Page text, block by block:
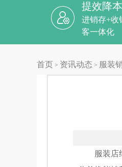
提效降
进销存+收
客一体化
首页 > 资讯动态 > 服装
服装店结